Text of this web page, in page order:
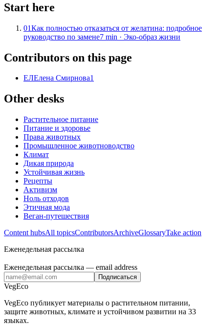
Start here
01Как полностью отказаться от желатина: подробное
руководство по замене7 min · Эко-образ жизни
Contributors on this page
ЕЛЕлена Смирнова1
Other desks
Растительное питание
Питание и здоровье
Права животных
Промышленное животноводство
Климат
Дикая природа
Устойчивая жизнь
Рецепты
Активизм
Ноль отходов
Этичная мода
Веган-путешествия
Content hubsAll topicsContributorsArchiveGlossaryTake action
Еженедельная рассылка
Еженедельная рассылка — email address
Подписаться
VegEco
VegEco публикует материалы о растительном питании,
защите животных, климате и устойчивом развитии на 33
языках.